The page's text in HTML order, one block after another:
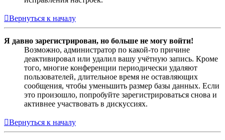
Вернуться к началу
Я давно зарегистрирован, но больше не могу войти!
Возможно, администратор по какой-то причине
деактивировал или удалил вашу учётную запись. Кроме
того, многие конференции периодически удаляют
пользователей, длительное время не оставляющих
сообщения, чтобы уменьшить размер базы данных. Если
это произошло, попробуйте зарегистрироваться снова и
активнее участвовать в дискуссиях.
Вернуться к началу